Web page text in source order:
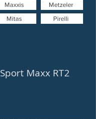
Mitas Pirelli
Metzeler
Maxxis
Sport Maxx RT2